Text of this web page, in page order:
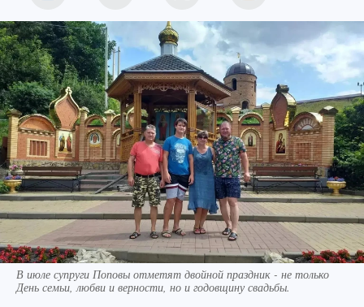
В июле супруги Поповы отметят двойной праздник - не только
День семьи, любви и верности, но и годовщину свадьбы.